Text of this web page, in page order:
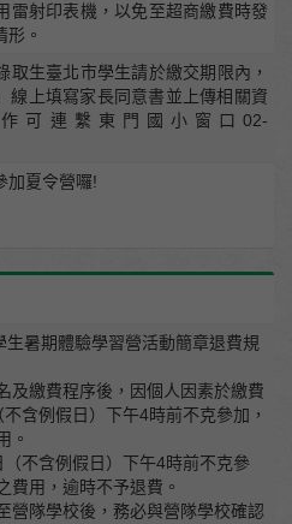
雷射印表機，以免至超商繳費時發
形。
取生臺北市學生請於繳交期限內，
線上填寫家長同意書並上傳相關資
可連繫東門國小窗口02-
加夏令營囉!
暑期體驗學習營活動簡章退費規
及繳費程序後，因個人因素於繳費
含例假日）下午4時前不克參加，
。
（不含例假日）下午4時前不克參
費用，逾時不予退費。
營隊學校後，務必與營隊學校確認